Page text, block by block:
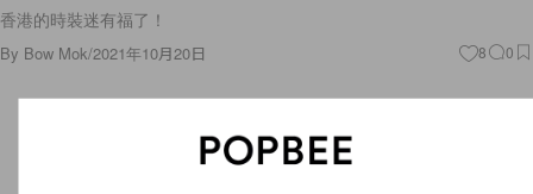
香港的時裝迷有福了！
By Bow Mok/2021年10月20日 8 0